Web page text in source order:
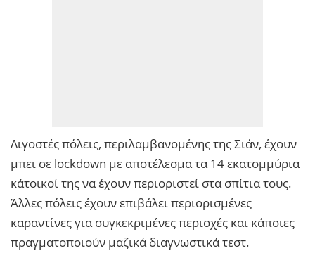
Λιγοστές πόλεις, περιλαμβανομένης της Σιάν, έχουν
μπει σε lockdown με αποτέλεσμα τα 14 εκατομμύρια
κάτοικοί της να έχουν περιοριστεί στα σπίτια τους.
Άλλες πόλεις έχουν επιβάλει περιορισμένες
καραντίνες για συγκεκριμένες περιοχές και κάποιες
πραγματοποιούν μαζικά διαγνωστικά τεστ.